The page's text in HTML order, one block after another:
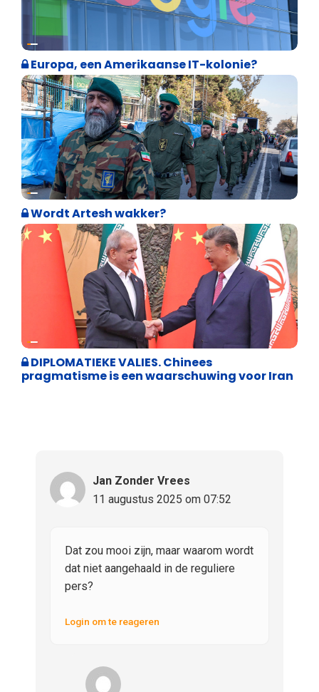
Internationale politiek
Europa, een Amerikaanse IT-kolonie?
Weekblad 't Pallieterke
Wordt Artesh wakker?
Weekblad 't Pallieterke
DIPLOMATIEKE VALIES. Chinees
pragmatisme is een waarschuwing voor Iran
Jan Zonder Vrees
11 augustus 2025 om 07:52
Dat zou mooi zijn, maar waarom wordt
dat niet aangehaald in de reguliere
pers?
Login om te reageren